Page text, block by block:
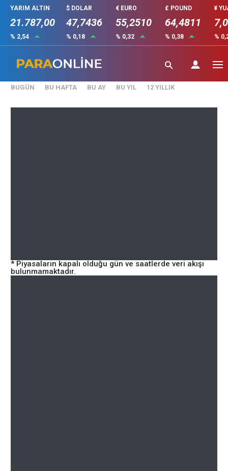
YARIM ALTIN
21.787,00
% 2,54
$ DOLAR
47,7436
% 0,18
€ EURO
55,2510
% 0,32
£ POUND
64,4811
% 0,38
¥
%
₺ ()
BUGÜN BU HAFTA BU AY BU YIL 12 YILLIK
* Piyasaların kapalı olduğu gün ve saatlerde veri akışı
bulunmamaktadır.